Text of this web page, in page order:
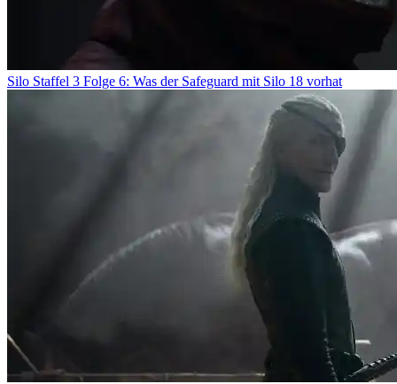
Silo Staffel 3 Folge 6: Was der Safeguard mit Silo 18 vorhat